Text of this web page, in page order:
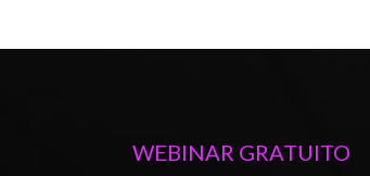
WEBINAR GRATUITO